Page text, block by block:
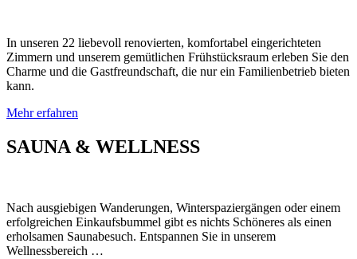
In unseren 22 liebevoll renovierten, komfortabel eingerichteten
Zimmern und unserem gemütlichen Frühstücksraum erleben Sie den
Charme und die Gastfreundschaft, die nur ein Familienbetrieb bieten
kann.
Mehr erfahren
SAUNA & WELLNESS
Nach ausgiebigen Wanderungen, Winterspaziergängen oder einem
erfolgreichen Einkaufsbummel gibt es nichts Schöneres als einen
erholsamen Saunabesuch. Entspannen Sie in unserem
Wellnessbereich …